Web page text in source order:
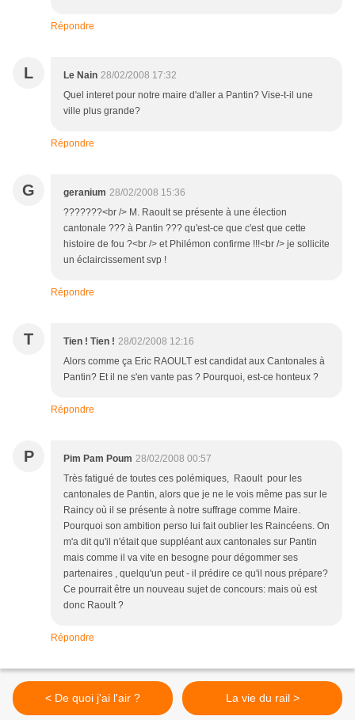
Répondre
L Le Nain 28/02/2008 17:32
Quel interet pour notre maire d'aller a Pantin? Vise-t-il une
ville plus grande?
Répondre
G geranium 28/02/2008 15:36
???????<br /> M. Raoult se présente à une élection
cantonale ??? à Pantin ??? qu'est-ce que c'est que cette
histoire de fou ?<br /> et Philémon confirme !!!<br /> je sollicite
un éclaircissement svp !
Répondre
T Tien ! Tien ! 28/02/2008 12:16
Alors comme ça Eric RAOULT est candidat aux Cantonales à
Pantin? Et il ne s'en vante pas ? Pourquoi, est-ce honteux ?
Répondre
P Pim Pam Poum 28/02/2008 00:57
Très fatigué de toutes ces polémiques, Raoult pour les
cantonales de Pantin, alors que je ne le vois même pas sur le
Raincy où il se présente à notre suffrage comme Maire.
Pourquoi son ambition perso lui fait oublier les Raincéens. On
m'a dit qu'il n'était que suppléant aux cantonales sur Pantin
mais comme il va vite en besogne pour dégommer ses
partenaires , quelqu'un peut - il prédire ce qu'il nous prépare?
Ce pourrait être un nouveau sujet de concours: mais où est
donc Raoult ?
Répondre
< De quoi j'ai l'air ? La vie du rail >